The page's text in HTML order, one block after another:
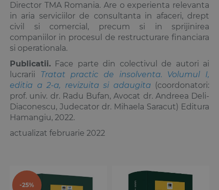
Director TMA Romania. Are o experienta relevanta
in aria serviciilor de consultanta in afaceri, drept
civil si comercial, precum si in sprijinirea
companiilor in procesul de restructurare financiara
si operationala.
Publicatii. Face parte din colectivul de autori ai
lucrarii Tratat practic de insolventa. Volumul I,
editia a 2-a, revizuita si adaugita (coordonatori:
prof. univ. dr. Radu Bufan, Avocat dr. Andreea Deli-
Diaconescu, Judecator dr. Mihaela Saracut) Editura
Hamangiu, 2022.
actualizat februarie 2022
-25%